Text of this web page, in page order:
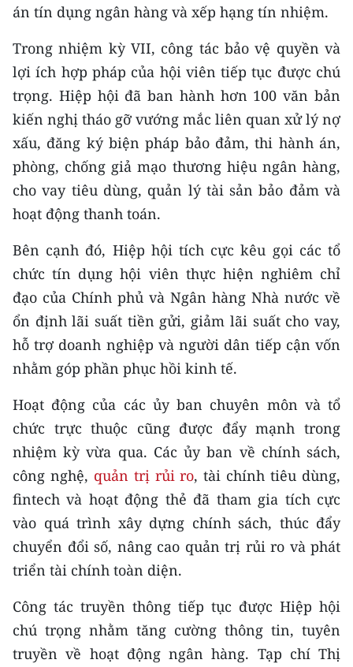
án tín dụng ngân hàng và xếp hạng tín nhiệm.
Trong nhiệm kỳ VII, công tác bảo vệ quyền và
lợi ích hợp pháp của hội viên tiếp tục được chú
trọng. Hiệp hội đã ban hành hơn 100 văn bản
kiến nghị tháo gỡ vướng mắc liên quan xử lý nợ
xấu, đăng ký biện pháp bảo đảm, thi hành án,
phòng, chống giả mạo thương hiệu ngân hàng,
cho vay tiêu dùng, quản lý tài sản bảo đảm và
hoạt động thanh toán.
Bên cạnh đó, Hiệp hội tích cực kêu gọi các tổ
chức tín dụng hội viên thực hiện nghiêm chỉ
đạo của Chính phủ và Ngân hàng Nhà nước về
ổn định lãi suất tiền gửi, giảm lãi suất cho vay,
hỗ trợ doanh nghiệp và người dân tiếp cận vốn
nhằm góp phần phục hồi kinh tế.
Hoạt động của các ủy ban chuyên môn và tổ
chức trực thuộc cũng được đẩy mạnh trong
nhiệm kỳ vừa qua. Các ủy ban về chính sách,
công nghệ, quản trị rủi ro, tài chính tiêu dùng,
fintech và hoạt động thẻ đã tham gia tích cực
vào quá trình xây dựng chính sách, thúc đẩy
chuyển đổi số, nâng cao quản trị rủi ro và phát
triển tài chính toàn diện.
Công tác truyền thông tiếp tục được Hiệp hội
chú trọng nhằm tăng cường thông tin, tuyên
truyền về hoạt động ngân hàng. Tạp chí Thị